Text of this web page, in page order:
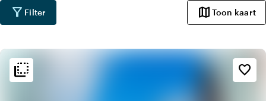
eigenschappen van de locatie, de bereikbaarheid, de
beschikbare faciliteiten en ligging en omgeving, kan je een
filter_alt Filter map Toon kaart
flip_to_back favorite_border
flip_to_back Sfeer en esthetiek
home
Huiselijk